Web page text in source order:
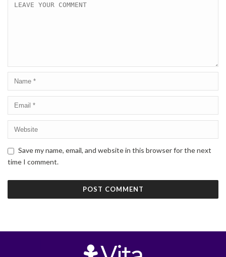
Save my name, email, and website in this browser for the next
time I comment.